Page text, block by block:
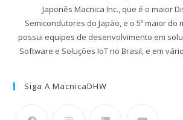
Japonês Macnica Inc., que é o maior
Semicondutores do Japão, e o 5º maior do
possui equipes de desenvolvimento em
Software e Soluções IoT no Brasil, e em
Siga A MacnicaDHW